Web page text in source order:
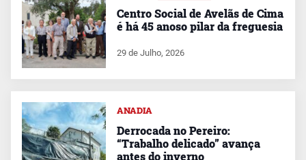
Centro Social de Avelãs de Cima
é há 45 anoso pilar da freguesia
29 de Julho, 2026
ANADIA
Derrocada no Pereiro:
“Trabalho delicado” avança
antes do inverno